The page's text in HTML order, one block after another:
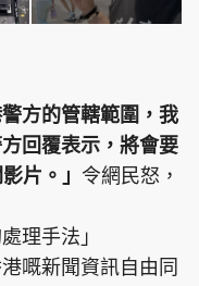
方的管轄範圍，我
回覆表示，將會要
片。」 令網民怒，
理手法」
嘅新聞資訊自由同